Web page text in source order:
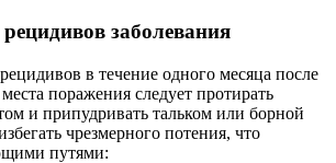
заболевания
в течение одного месяца после
поражения следует протирать
и припудривать тальком или борной
чрезмерного потения, что
путями: